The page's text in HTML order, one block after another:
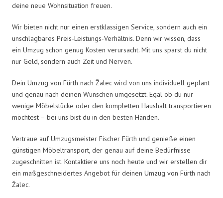
deine neue Wohnsituation freuen.
Wir bieten nicht nur einen erstklassigen Service, sondern auch ein
unschlagbares Preis-Leistungs-Verhältnis. Denn wir wissen, dass
ein Umzug schon genug Kosten verursacht. Mit uns sparst du nicht
nur Geld, sondern auch Zeit und Nerven.
Dein Umzug von Fürth nach Žalec wird von uns individuell geplant
und genau nach deinen Wünschen umgesetzt. Egal ob du nur
wenige Möbelstücke oder den kompletten Haushalt transportieren
möchtest – bei uns bist du in den besten Händen.
Vertraue auf Umzugsmeister Fischer Fürth und genieße einen
günstigen Möbeltransport, der genau auf deine Bedürfnisse
zugeschnitten ist. Kontaktiere uns noch heute und wir erstellen dir
ein maßgeschneidertes Angebot für deinen Umzug von Fürth nach
Žalec.